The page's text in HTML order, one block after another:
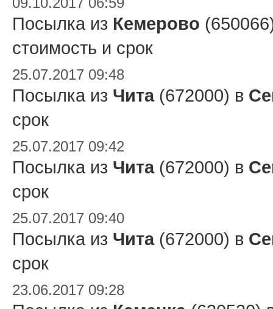
Посылка из Кемерово
стоимость и срок
25.07.2017 09:48
Посылка из Чита(672000) в
срок
25.07.2017 09:42
Посылка из Чита(672000) в
срок
25.07.2017 09:40
Посылка из Чита(672000) в
срок
23.06.2017 09:28